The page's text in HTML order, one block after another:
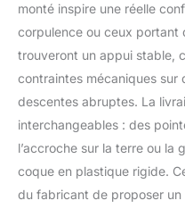
monté inspire une réelle
corpulence ou ceux portant
trouveront un appui stable,
contraintes mécaniques sur
descentes abruptes. La
interchangeables : des
l’accroche sur la terre ou la
coque en plastique rigide.
du fabricant de proposer